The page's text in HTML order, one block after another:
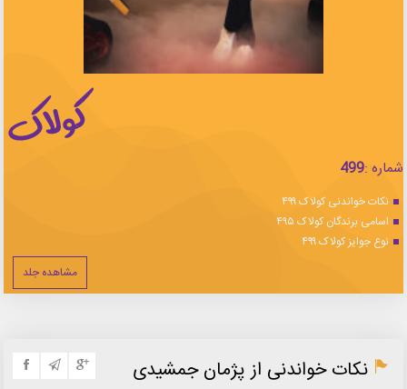
شماره :499
نکات خواندنی کولاک ۴۹۹
اسامی برندگان کولاک ۴۹۵
نوع جوایز کولاک ۴۹۹
مشاهده جلد
نکات خواندنی از پژمان جمشیدی